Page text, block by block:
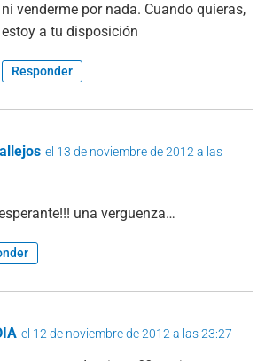
ni venderme por nada. Cuando quieras,
estoy a tu disposición
Responder
el 13 de noviembre de 2012 a las
una verguenza…
el 12 de noviembre de 2012 a las 23:27